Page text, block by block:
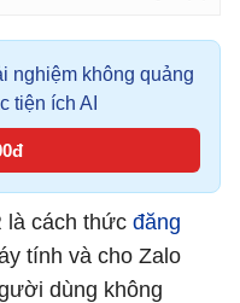
nghiệm không quảng
tiện ích AI
là cách thức đăng
tính và cho Zalo
dùng không